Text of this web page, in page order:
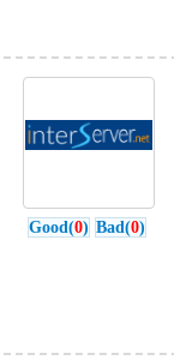
Good(0) Bad(0)